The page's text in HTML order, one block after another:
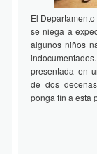
El
se niega a
algunos niños
presentada en
de dos
ponga fin a esta